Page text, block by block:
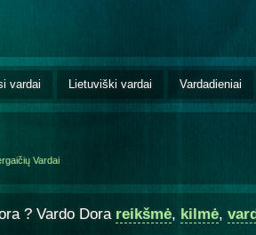
vardai Lietuviški vardai Vardadieniai
Vardai
? Vardo Dora reikšmė, kilmė,